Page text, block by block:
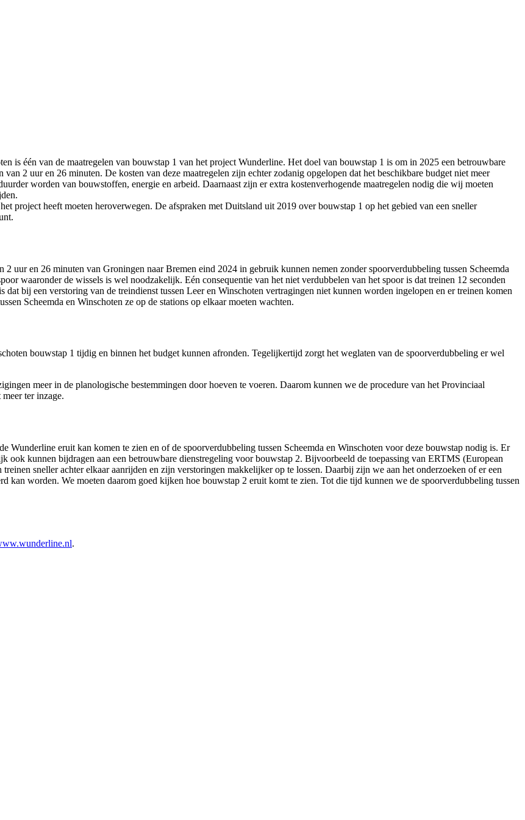
is één van de maatregelen van bouwstap 1 van het project Wunderline. Het doel van bouwstap 1 is om in 2025 een betrouwbare
2 uur en 26 minuten. De kosten van deze maatregelen zijn echter zodanig opgelopen dat het beschikbare budget niet meer
worden van bouwstoffen, energie en arbeid. Daarnaast zijn er extra kostenverhogende maatregelen nodig die wij moeten
project heeft moeten heroverwegen. De afspraken met Duitsland uit 2019 over bouwstap 1 op het gebied van een sneller
uur en 26 minuten van Groningen naar Bremen eind 2024 in gebruik kunnen nemen zonder spoorverdubbeling tussen Scheemda
waaronder de wissels is wel noodzakelijk. Eén consequentie van het niet verdubbelen van het spoor is dat treinen 12 seconden
dat bij een verstoring van de treindienst tussen Leer en Winschoten vertragingen niet kunnen worden ingelopen en er treinen komen
Scheemda en Winschoten ze op de stations op elkaar moeten wachten.
bouwstap 1 tijdig en binnen het budget kunnen afronden. Tegelijkertijd zorgt het weglaten van de spoorverdubbeling er wel
meer in de planologische bestemmingen door hoeven te voeren. Daarom kunnen we de procedure van het Provinciaal
ter inzage.
Wunderline eruit kan komen te zien en of de spoorverdubbeling tussen Scheemda en Winschoten voor deze bouwstap nodig is. Er
kunnen bijdragen aan een betrouwbare dienstregeling voor bouwstap 2. Bijvoorbeeld de toepassing van ERTMS (European
sneller achter elkaar aanrijden en zijn verstoringen makkelijker op te lossen. Daarbij zijn we aan het onderzoeken of er een
kan worden. We moeten daarom goed kijken hoe bouwstap 2 eruit komt te zien. Tot die tijd kunnen we de spoorverdubbeling tussen
.